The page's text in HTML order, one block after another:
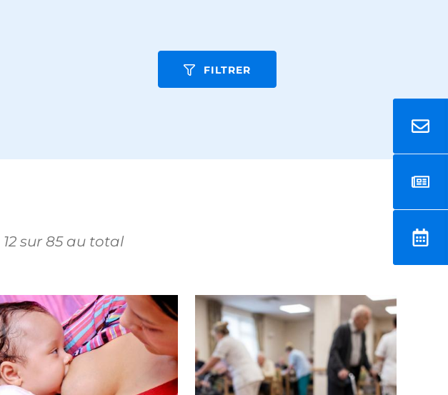
FILTRER
12 sur 85au total